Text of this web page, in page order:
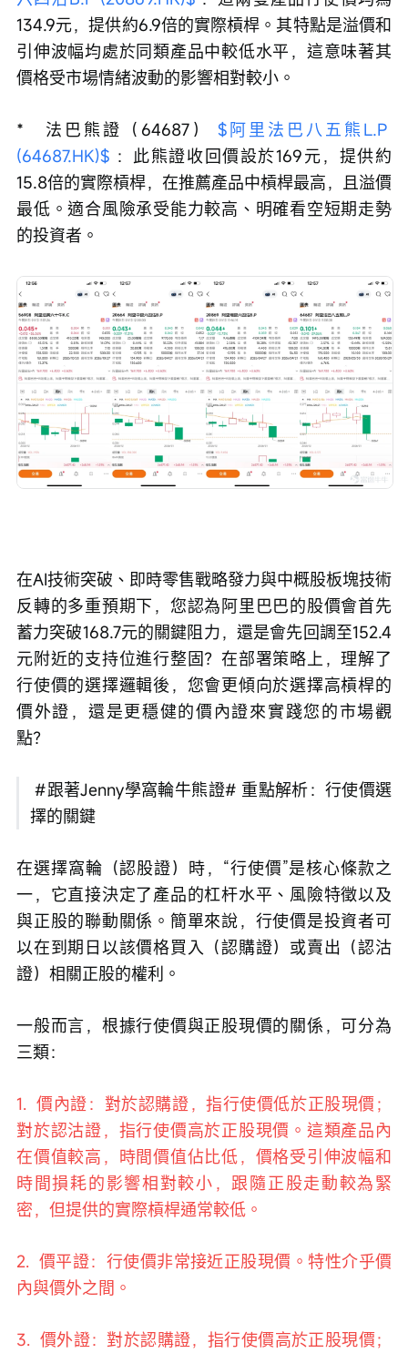
134.9元，提供約6.9倍的實際槓桿。其特點是溢價和
引伸波幅均處於同類產品中較低水平，這意味著其
價格受市場情緒波動的影響相對較小。
*   法巴熊證（64687） $阿里法巴八五熊L.P
(64687.HK)$ ：此熊證收回價設於169元，提供約
15.8倍的實際槓桿，在推薦產品中槓桿最高，且溢價
最低。適合風險承受能力較高、明確看空短期走勢
的投資者。
在AI技術突破、即時零售戰略發力與中概股板塊技術
反轉的多重預期下，您認為阿里巴巴的股價會首先
蓄力突破168.7元的關鍵阻力，還是會先回調至152.4
元附近的支持位進行整固？在部署策略上，理解了
行使價的選擇邏輯後，您會更傾向於選擇高槓桿的
價外證，還是更穩健的價內證來實踐您的市場觀
點？
#跟著Jenny學窩輪牛熊證# 重點解析：行使價選
擇的關鍵
在選擇窩輪（認股證）時，“行使價”是核心條款之
一，它直接決定了產品的杠杆水平、風險特徵以及
與正股的聯動關係。簡單來說，行使價是投資者可
以在到期日以該價格買入（認購證）或賣出（認沽
證）相關正股的權利。
一般而言，根據行使價與正股現價的關係，可分為
三類：
1.  價內證：對於認購證，指行使價低於正股現價；
對於認沽證，指行使價高於正股現價。這類產品內
在價值較高，時間價值佔比低，價格受引伸波幅和
時間損耗的影響相對較小，跟隨正股走動較為緊
密，但提供的實際槓桿通常較低。
2.  價平證：行使價非常接近正股現價。特性介乎價
內與價外之間。
3.  價外證：對於認購證，指行使價高於正股現價；